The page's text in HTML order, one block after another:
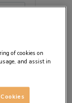
of cookies on
and assist in